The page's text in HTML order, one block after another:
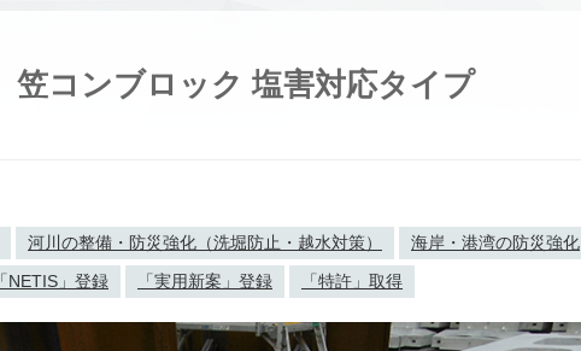
笠コンブロック 塩害対応タイプ
河川の整備・防災強化（洗堀防止・越水対策） 海岸・港湾の防災強化
「NETIS」登録 「実用新案」登録 「特許」取得